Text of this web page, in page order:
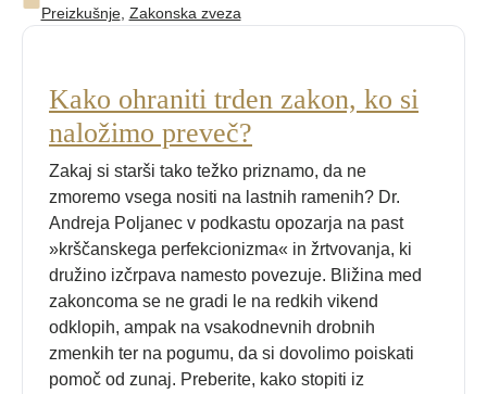
Preizkušnje, Zakonska zveza
Kako ohraniti trden zakon, ko si
naložimo preveč?
Zakaj si starši tako težko priznamo, da ne
zmoremo vsega nositi na lastnih ramenih? Dr.
Andreja Poljanec v podkastu opozarja na past
»krščanskega perfekcionizma« in žrtvovanja, ki
družino izčrpava namesto povezuje. Bližina med
zakoncoma se ne gradi le na redkih vikend
odklopih, ampak na vsakodnevnih drobnih
zmenkih ter na pogumu, da si dovolimo poiskati
pomoč od zunaj. Preberite, kako stopiti iz